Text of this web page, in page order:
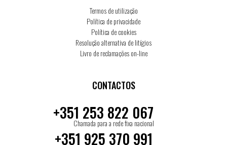
Termos de utilização
Política de privacidade
Política de cookies
Resolução alternativa de litígios
Livro de reclamações on-line
CONTACTOS
+351 253 822 067
Chamada para a rede fixa nacional
+351 925 370 991